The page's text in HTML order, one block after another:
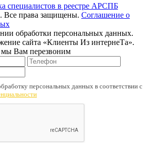
Все права защищены. Соглашение о
обработки персональных данных.
сайта «Клиенты Из интернеТа».
Вам перезвоним
персональных данных в соответствии с